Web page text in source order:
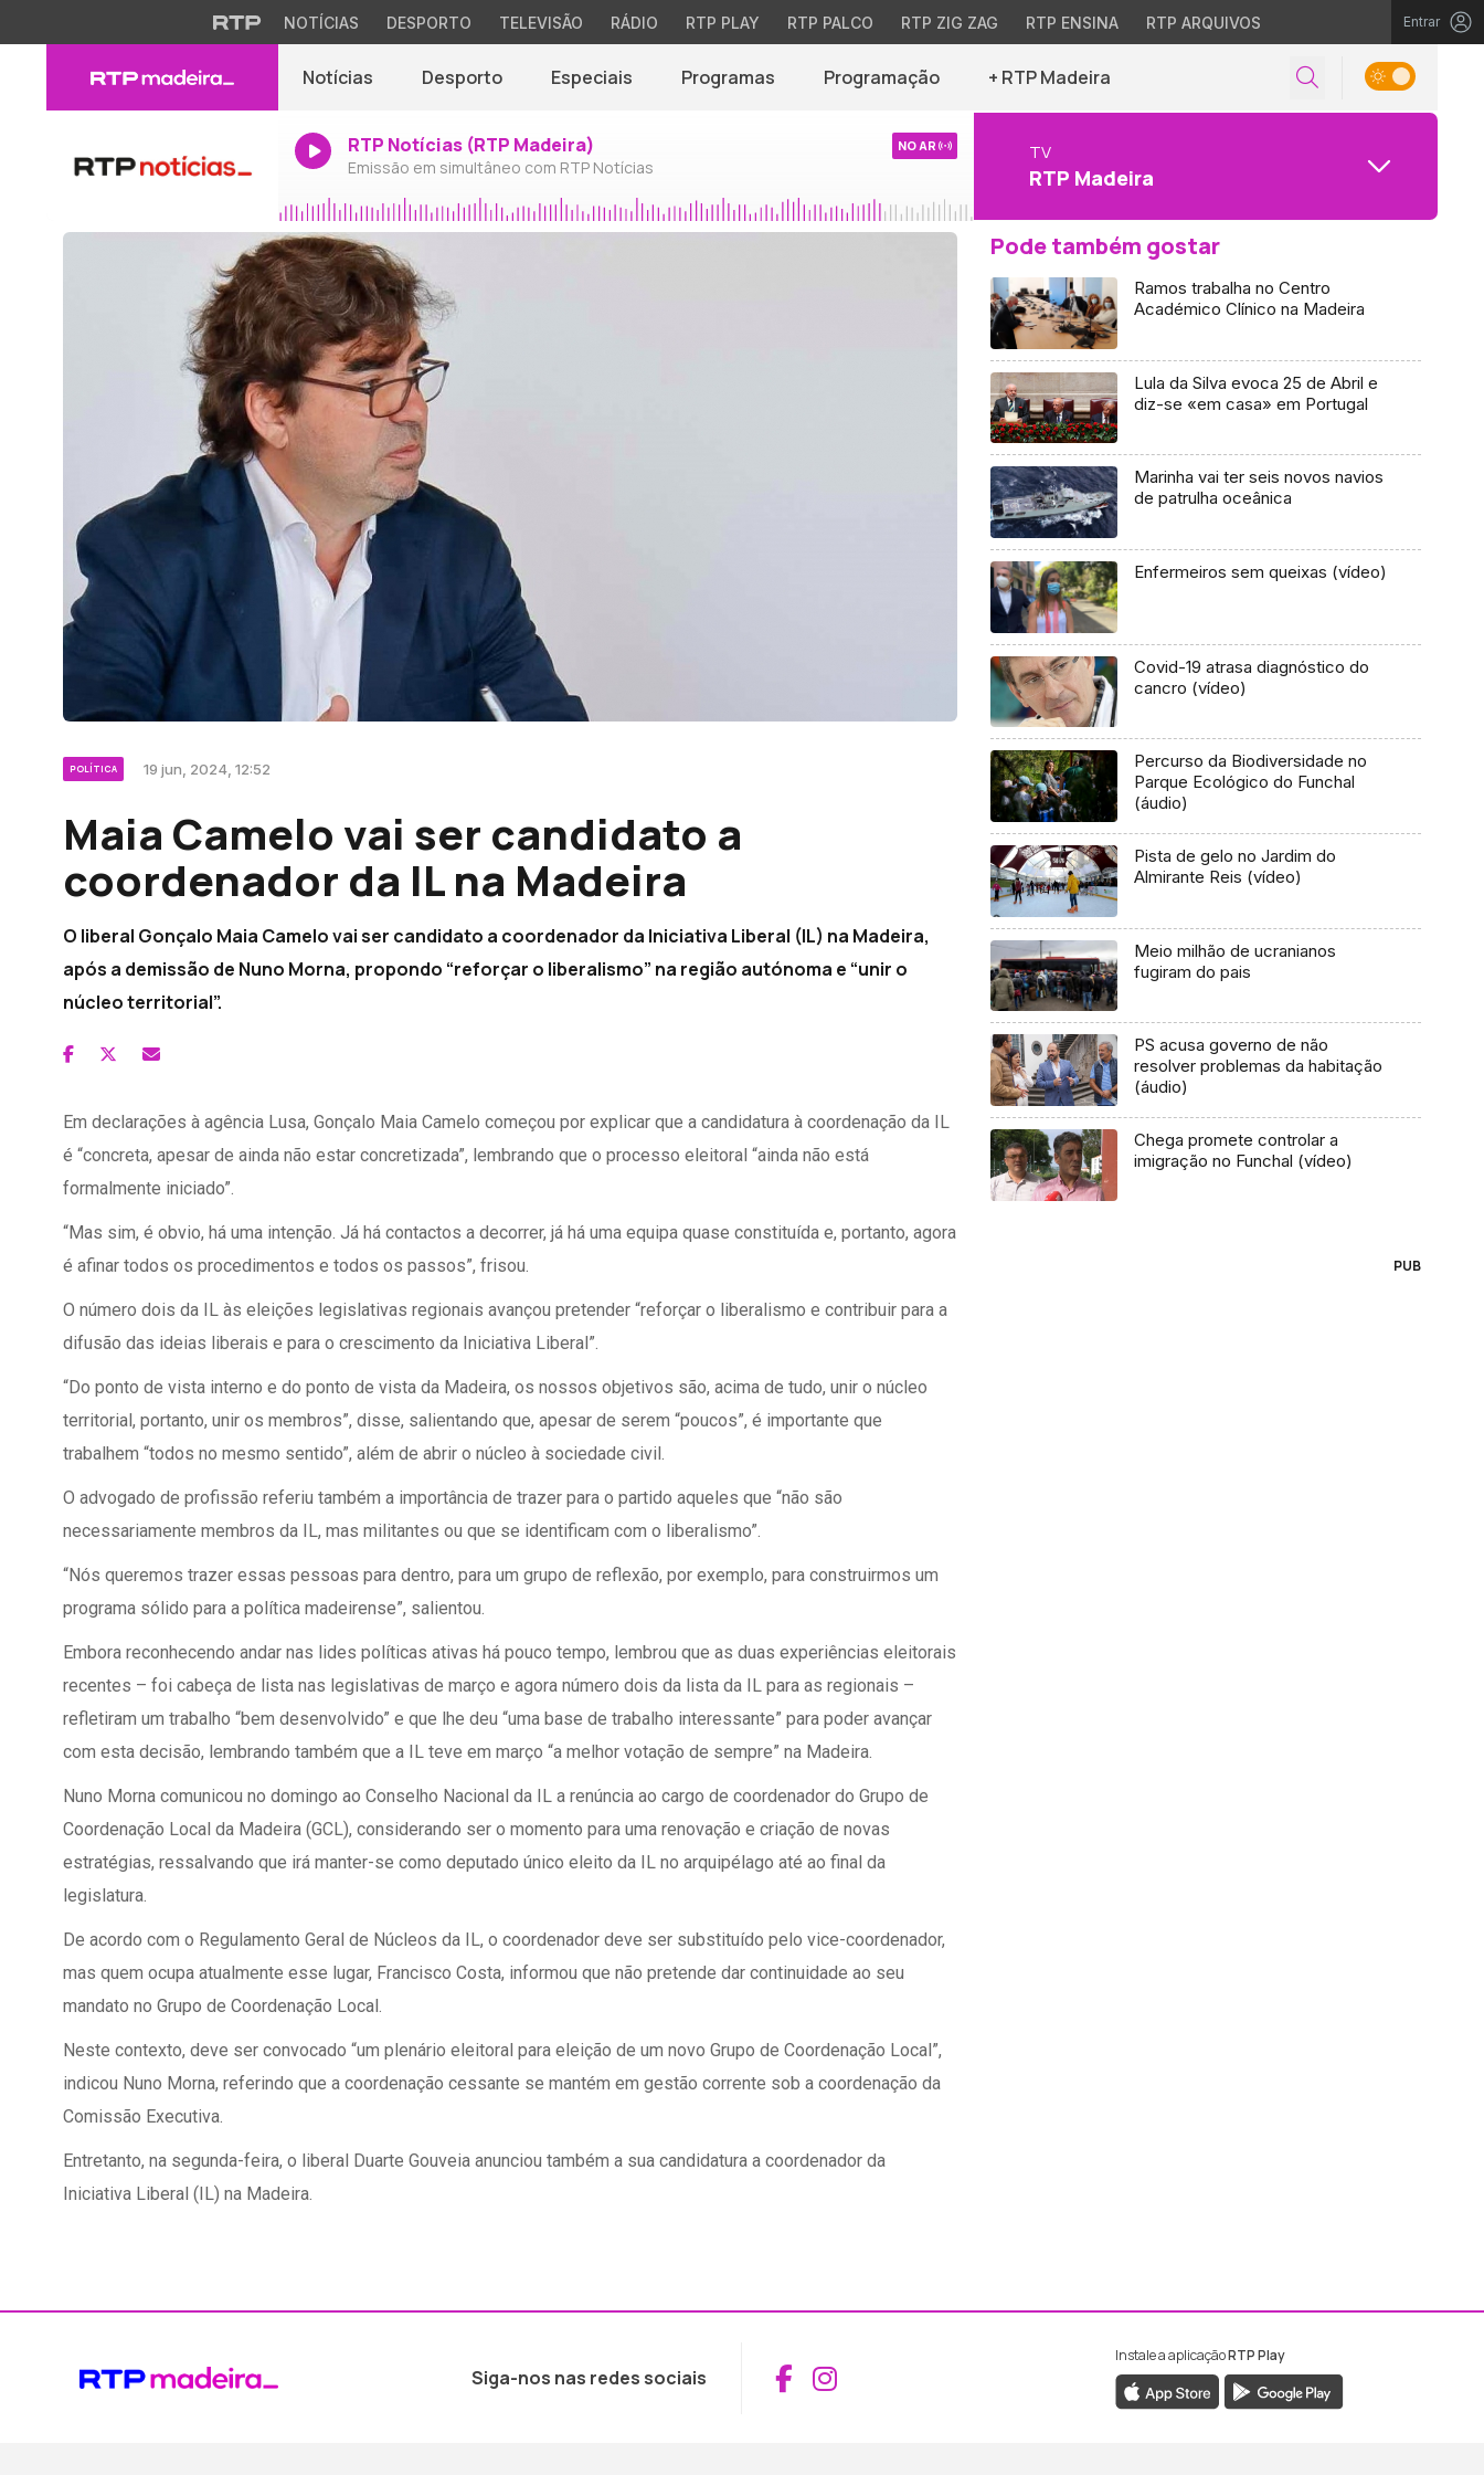
NOTÍCIAS DESPORTO TELEVISÃO RÁDIO RTP PLAY RTP PALCO RTP ZIG ZAG RTP ENSINA RTP ARQUIVOS Entrar
Notícias Desporto Especiais Programas Programação + RTP Madeira
RTP Notícias (RTP Madeira)
Emissão em simultâneo com RTP Notícias
NO AR TV
RTP Madeira
POLÍTICA 19 jun, 2024, 12:52
Maia Camelo vai ser candidato a
coordenador da IL na Madeira
O liberal Gonçalo Maia Camelo vai ser candidato a coordenador da Iniciativa Liberal (IL) na Madeira,
após a demissão de Nuno Morna, propondo “reforçar o liberalismo” na região autónoma e “unir o
núcleo territorial”.
Em declarações à agência Lusa, Gonçalo Maia Camelo começou por explicar que a candidatura à coordenação da IL
é “concreta, apesar de ainda não estar concretizada”, lembrando que o processo eleitoral “ainda não está
formalmente iniciado”.
“Mas sim, é obvio, há uma intenção. Já há contactos a decorrer, já há uma equipa quase constituída e, portanto, agora
é afinar todos os procedimentos e todos os passos”, frisou.
O número dois da IL às eleições legislativas regionais avançou pretender “reforçar o liberalismo e contribuir para a
difusão das ideias liberais e para o crescimento da Iniciativa Liberal”.
“Do ponto de vista interno e do ponto de vista da Madeira, os nossos objetivos são, acima de tudo, unir o núcleo
territorial, portanto, unir os membros”, disse, salientando que, apesar de serem “poucos”, é importante que
trabalhem “todos no mesmo sentido”, além de abrir o núcleo à sociedade civil.
O advogado de profissão referiu também a importância de trazer para o partido aqueles que “não são
necessariamente membros da IL, mas militantes ou que se identificam com o liberalismo”.
“Nós queremos trazer essas pessoas para dentro, para um grupo de reflexão, por exemplo, para construirmos um
programa sólido para a política madeirense”, salientou.
Embora reconhecendo andar nas lides políticas ativas há pouco tempo, lembrou que as duas experiências eleitorais
recentes – foi cabeça de lista nas legislativas de março e agora número dois da lista da IL para as regionais –
refletiram um trabalho “bem desenvolvido” e que lhe deu “uma base de trabalho interessante” para poder avançar
com esta decisão, lembrando também que a IL teve em março “a melhor votação de sempre” na Madeira.
Nuno Morna comunicou no domingo ao Conselho Nacional da IL a renúncia ao cargo de coordenador do Grupo de
Coordenação Local da Madeira (GCL), considerando ser o momento para uma renovação e criação de novas
estratégias, ressalvando que irá manter-se como deputado único eleito da IL no arquipélago até ao final da
legislatura.
De acordo com o Regulamento Geral de Núcleos da IL, o coordenador deve ser substituído pelo vice-coordenador,
mas quem ocupa atualmente esse lugar, Francisco Costa, informou que não pretende dar continuidade ao seu
mandato no Grupo de Coordenação Local.
Neste contexto, deve ser convocado “um plenário eleitoral para eleição de um novo Grupo de Coordenação Local”,
indicou Nuno Morna, referindo que a coordenação cessante se mantém em gestão corrente sob a coordenação da
Comissão Executiva.
Entretanto, na segunda-feira, o liberal Duarte Gouveia anunciou também a sua candidatura a coordenador da
Iniciativa Liberal (IL) na Madeira.
Pode também gostar
Ramos trabalha no Centro
Académico Clínico na Madeira
Lula da Silva evoca 25 de Abril e
diz-se «em casa» em Portugal
Marinha vai ter seis novos navios
de patrulha oceânica
Enfermeiros sem queixas (vídeo)
Covid-19 atrasa diagnóstico do
cancro (vídeo)
Percurso da Biodiversidade no
Parque Ecológico do Funchal
(áudio)
Pista de gelo no Jardim do
Almirante Reis (vídeo)
Meio milhão de ucranianos
fugiram do pais
PS acusa governo de não
resolver problemas da habitação
(áudio)
Chega promete controlar a
imigração no Funchal (vídeo)
PUB
Siga-nos nas redes sociais Aceder ao Facebook da RTP Madeira
Aceder ao Instagram da RTP Madeira
Instale a aplicaçãoRTP Play